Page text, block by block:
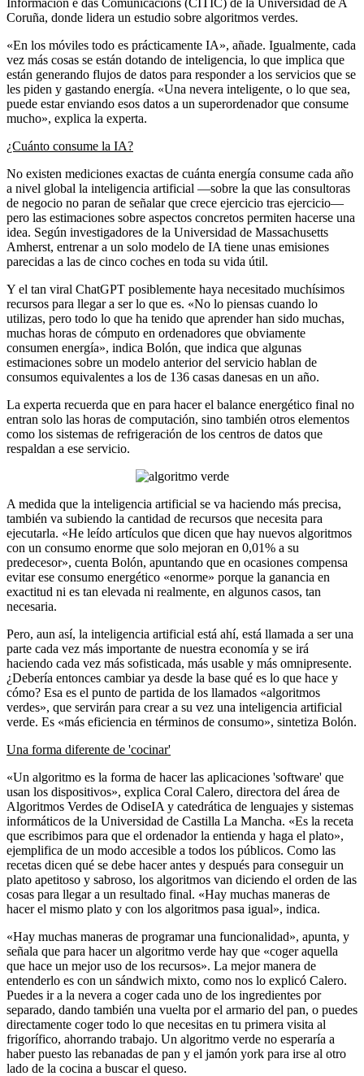
Coruña, donde lidera un estudio sobre algoritmos verdes.
«En los móviles todo es prácticamente IA», añade. Igualmente, cada
vez más cosas se están dotando de inteligencia, lo que implica que
están generando flujos de datos para responder a los servicios que se
les piden y gastando energía. «Una nevera inteligente, o lo que sea,
puede estar enviando esos datos a un superordenador que consume
mucho», explica la experta.
¿Cuánto consume la IA?
No existen mediciones exactas de cuánta energía consume cada año
a nivel global la inteligencia artificial —sobre la que las consultoras
de negocio no paran de señalar que crece ejercicio tras ejercicio—
pero las estimaciones sobre aspectos concretos permiten hacerse una
idea. Según investigadores de la Universidad de Massachusetts
Amherst, entrenar a un solo modelo de IA tiene unas emisiones
parecidas a las de cinco coches en toda su vida útil.
Y el tan viral ChatGPT posiblemente haya necesitado muchísimos
recursos para llegar a ser lo que es. «No lo piensas cuando lo
utilizas, pero todo lo que ha tenido que aprender han sido muchas,
muchas horas de cómputo en ordenadores que obviamente
consumen energía», indica Bolón, que indica que algunas
estimaciones sobre un modelo anterior del servicio hablan de
consumos equivalentes a los de 136 casas danesas en un año.
La experta recuerda que en para hacer el balance energético final no
entran solo las horas de computación, sino también otros elementos
como los sistemas de refrigeración de los centros de datos que
respaldan a ese servicio.
A medida que la inteligencia artificial se va haciendo más precisa,
también va subiendo la cantidad de recursos que necesita para
ejecutarla. «He leído artículos que dicen que hay nuevos algoritmos
con un consumo enorme que solo mejoran en 0,01% a su
predecesor», cuenta Bolón, apuntando que en ocasiones compensa
evitar ese consumo energético «enorme» porque la ganancia en
exactitud ni es tan elevada ni realmente, en algunos casos, tan
necesaria.
Pero, aun así, la inteligencia artificial está ahí, está llamada a ser una
parte cada vez más importante de nuestra economía y se irá
haciendo cada vez más sofisticada, más usable y más omnipresente.
¿Debería entonces cambiar ya desde la base qué es lo que hace y
cómo? Esa es el punto de partida de los llamados «algoritmos
verdes», que servirán para crear a su vez una inteligencia artificial
verde. Es «más eficiencia en términos de consumo», sintetiza Bolón.
Una forma diferente de 'cocinar'
«Un algoritmo es la forma de hacer las aplicaciones 'software' que
usan los dispositivos», explica Coral Calero, directora del área de
Algoritmos Verdes de OdiseIA y catedrática de lenguajes y sistemas
informáticos de la Universidad de Castilla La Mancha. «Es la receta
que escribimos para que el ordenador la entienda y haga el plato»,
ejemplifica de un modo accesible a todos los públicos. Como las
recetas dicen qué se debe hacer antes y después para conseguir un
plato apetitoso y sabroso, los algoritmos van diciendo el orden de las
cosas para llegar a un resultado final. «Hay muchas maneras de
hacer el mismo plato y con los algoritmos pasa igual», indica.
«Hay muchas maneras de programar una funcionalidad», apunta, y
señala que para hacer un algoritmo verde hay que «coger aquella
que hace un mejor uso de los recursos». La mejor manera de
entenderlo es con un sándwich mixto, como nos lo explicó Calero.
Puedes ir a la nevera a coger cada uno de los ingredientes por
separado, dando también una vuelta por el armario del pan, o puedes
directamente coger todo lo que necesitas en tu primera visita al
frigorífico, ahorrando trabajo. Un algoritmo verde no esperaría a
haber puesto las rebanadas de pan y el jamón york para irse al otro
lado de la cocina a buscar el queso.